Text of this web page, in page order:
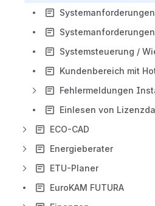
Systemanforderungen
ECO-CAD
Energieberater
ETU-Planer
EuroKAM FUTURA